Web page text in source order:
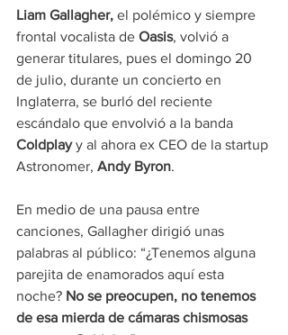
Liam Gallagher, el polémico y siempre
frontal vocalista de Oasis, volvió a
generar titulares, pues el domingo 20
de julio, durante un concierto en
Inglaterra, se burló del reciente
escándalo que envolvió a la banda
Coldplay y al ahora ex CEO de la startup
Astronomer, Andy Byron.
En medio de una pausa entre
canciones, Gallagher dirigió unas
palabras al público: “¿Tenemos alguna
parejita de enamorados aquí esta
noche? No se preocupen, no tenemos
de esa mierda de cámaras chismosas